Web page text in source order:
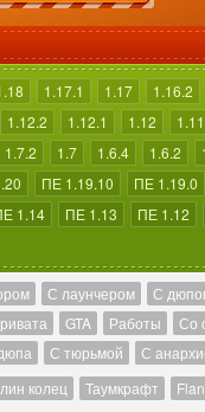
1.17.1 1.17 1.16.2
1.12.2 1.12.1 1.12
1.7.2 1.7 1.6.4 1.6.2
ПЕ 1.19.10 ПЕ 1.19.0
1.14 ПЕ 1.13 ПЕ 1.12
С лаунчером С
GTA Работы Со
С тюрьмой С
колец Таумкрафт